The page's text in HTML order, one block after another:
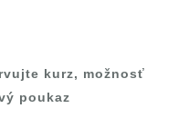
kurz, možnosť
poukaz